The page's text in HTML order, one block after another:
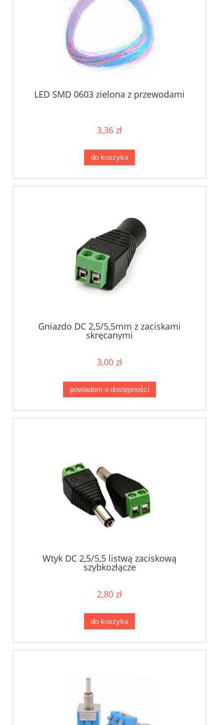
LED SMD 0603 zielona z przewodami
3,36 zł
do koszyka
Gniazdo DC 2,5/5,5mm z zaciskami
skręcanymi
3,00 zł
powiadom o dostępności
Wtyk DC 2,5/5,5 listwą zaciskową
szybkozłącze
2,80 zł
do koszyka